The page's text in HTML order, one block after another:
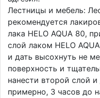
Лестницы и мебель:
рекомендуется
лака HELO AQUA 80,
слой лаком HELO
и дать высохнуть не
поверхность и
нанести второй слой
примерно, 3 часов до